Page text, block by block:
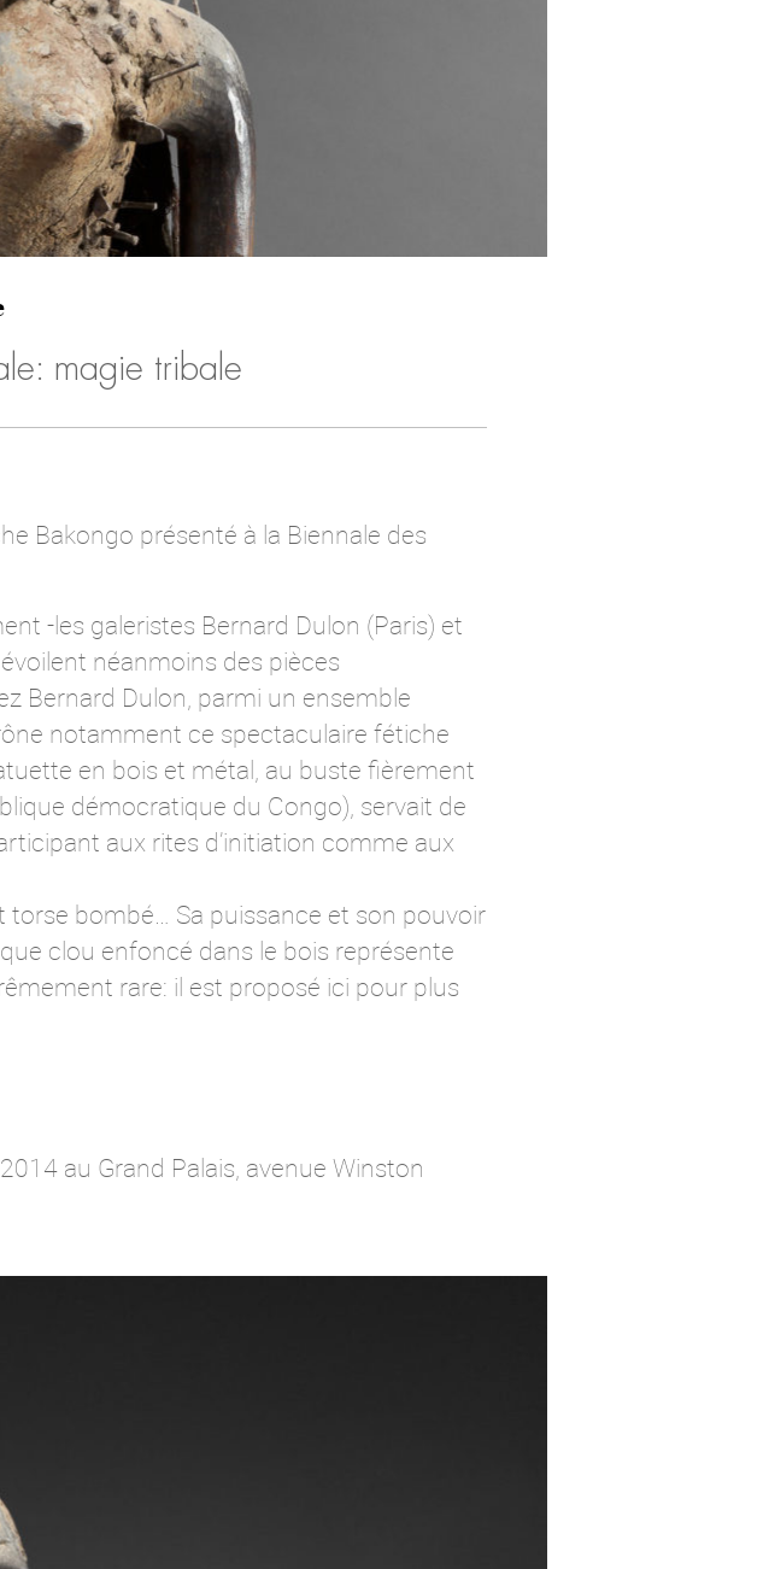
magie tribale
Bakongo présenté à la Biennale des
-les galeristes Bernard Dulon (Paris) et
néanmoins des pièces
Bernard Dulon, parmi un ensemble
notamment ce spectaculaire fétiche
en bois et métal, au buste fièrement
démocratique du Congo), servait de
aux rites d’initiation comme aux
bombé… Sa puissance et son pouvoir
clou enfoncé dans le bois représente
rare: il est proposé ici pour plus
au Grand Palais, avenue Winston